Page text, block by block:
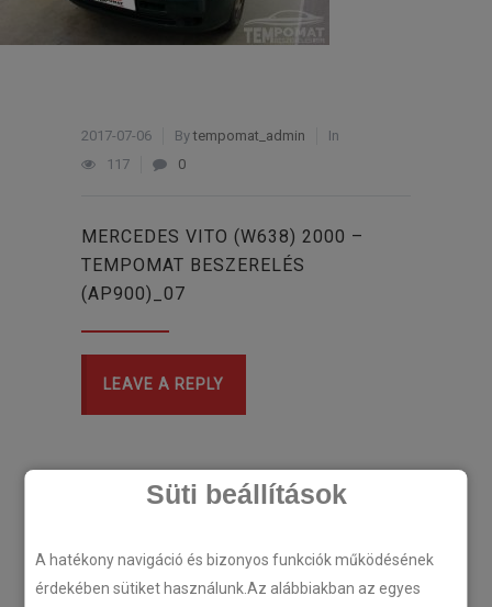
Süti beállítások
A hatékony navigáció és bizonyos funkciók működésének
érdekében sütiket használunk.Az alábbiakban az egyes
2017-07-06 Bytempomat_admin
In
117
0
MERCEDES VITO (W638) 2000 –
TEMPOMAT BESZERELÉS
(AP900)_07
LEAVE A REPLY
LEGÚJABB CIKKEK